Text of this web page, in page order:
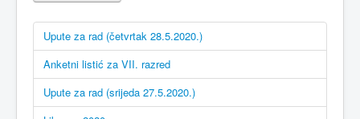
Upute za rad (četvrtak 28.5.2020.)
Anketni listić za VII. razred
Upute za rad (srijeda 27.5.2020.)